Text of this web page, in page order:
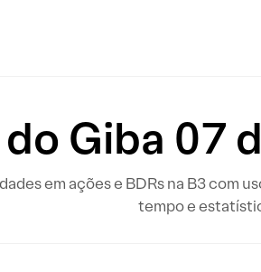
Giba 07
em ações e BDRs na B3 com
tempo e